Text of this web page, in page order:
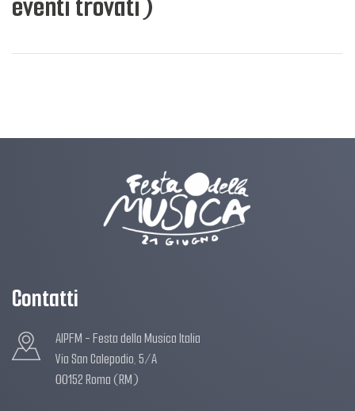
Contatti
AIPFM - Festa della Musica Italia
Via San Calepodio, 5/A
00152 Roma (RM)